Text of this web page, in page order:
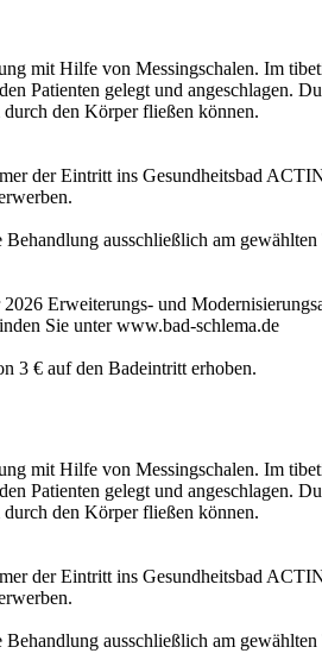
mit Hilfe von Messingschalen. Im
Patienten gelegt und
den Körper fließen können.
der Eintritt ins Gesundheitsbad
ausschließlich am
Erweiterungs- und
Sie unter www.bad-schlema.de
3 € auf den Badeintritt erhoben.
mit Hilfe von Messingschalen. Im
Patienten gelegt und
den Körper fließen können.
der Eintritt ins Gesundheitsbad
ausschließlich am